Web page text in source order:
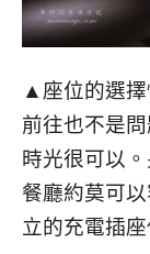
▲座位的選擇
前往也不是
時光很可以
餐廳約莫可
立的充電插